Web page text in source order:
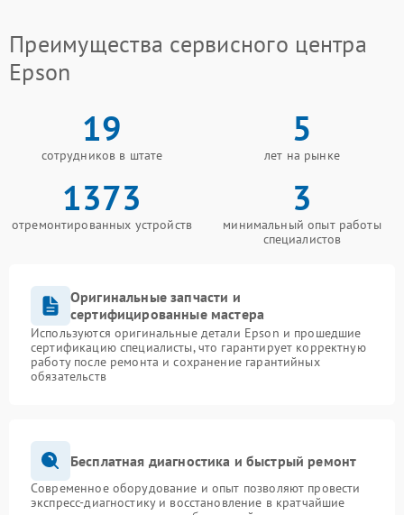
Преимущества сервисного центра
Epson
19
сотрудников в штате
5
лет на рынке
1373
отремонтированных устройств
3
минимальный опыт работы
специалистов
Оригинальные запчасти и
сертифицированные мастера
Используются оригинальные детали Epson и прошедшие
сертификацию специалисты, что гарантирует корректную
работу после ремонта и сохранение гарантийных
обязательств
Бесплатная диагностика и быстрый ремонт
Современное оборудование и опыт позволяют провести
экспресс-диагностику и восстановление в кратчайшие